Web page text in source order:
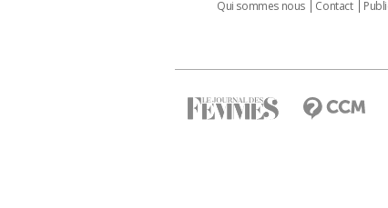
Qui sommes nous Contact